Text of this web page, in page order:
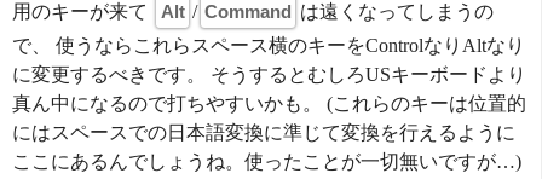
用のキーが来て
Alt / Command
は遠くなってしまうの
で、 使うならこれらスペース横のキーをControlなりAltなり
に変更するべきです。 そうするとむしろUSキーボードより
真ん中になるので打ちやすいかも。 (これらのキーは位置的
にはスペースでの日本語変換に準じて変換を行えるように
ここにあるんでしょうね。使ったことが一切無いですが…)